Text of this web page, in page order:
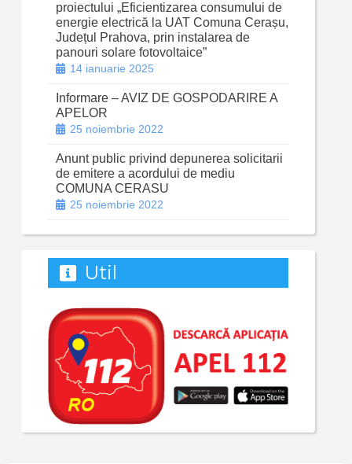
proiectului „Eficientizarea consumului de
energie electrică la UAT Comuna Cerașu,
Județul Prahova, prin instalarea de
panouri solare fotovoltaice”
14 ianuarie 2025
Informare – AVIZ DE GOSPODARIRE A
APELOR
25 noiembrie 2022
Anunt public privind depunerea solicitarii
de emitere a acordului de mediu
COMUNA CERASU
25 noiembrie 2022
Util